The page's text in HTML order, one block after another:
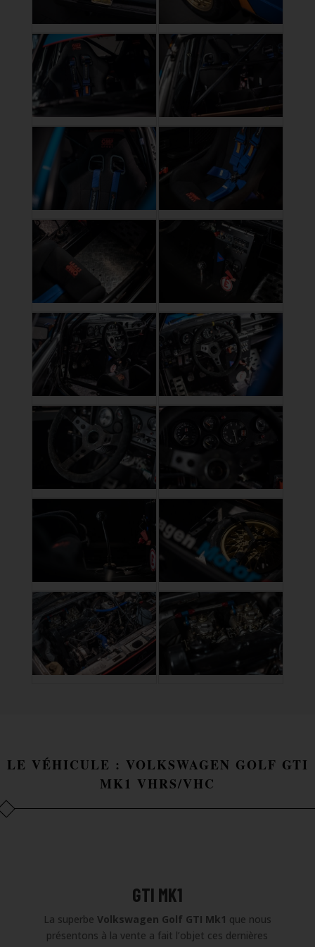
LE VÉHICULE : VOLKSWAGEN GOLF GTI
MK1 VHRS/VHC
GTI MK1
La superbe Volkswagen Golf GTI Mk1 que nous
présentons à la vente a fait l’objet ces dernières